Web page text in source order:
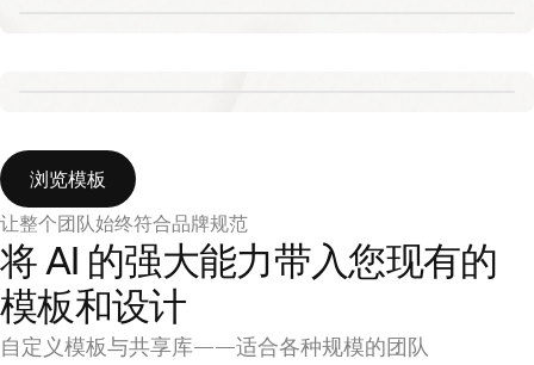
浏览模板
让整个团队始终符合品牌规范
将 AI 的强大能力带入您现有的
模板和设计
自定义模板与共享库——适合各种规模的团队